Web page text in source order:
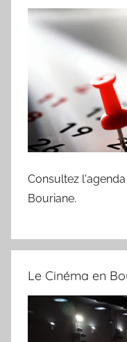
Consultez
Bouriane.
Le Cinéma en